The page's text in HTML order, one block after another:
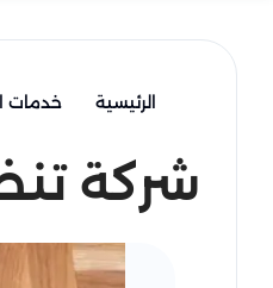
الرئيسية خدمات
شركة